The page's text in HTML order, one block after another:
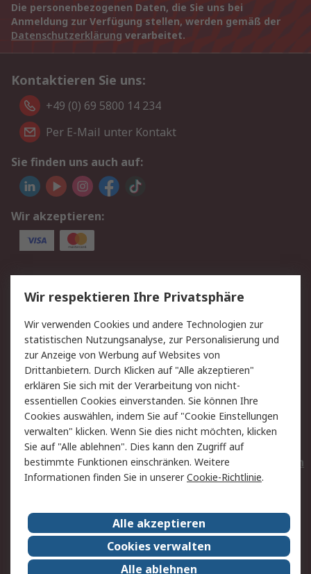
Die personenbezogenen Daten, die Sie uns bei
Anmeldung zur Verfügung stellen, werden gemäß der
Datenschutzerklärung verarbeitet.
Kontaktieren Sie uns:
+49 (0) 69 5800 14 234
Per E-Mail unter Kontakt
Sie finden uns auch auf:
Wir akzeptieren:
Service
Value Added Services
Lieferlösungen
Rücksendungen
Kontakt
Hilfe
Privatkunden
Rechtliches
AGB
Datenschutz
Cookie-Richtlinie
Zahlungsbedingungen
Copyright/Impressum
Entsorgung
Elektrogeräte/Batterien
RS weltweit
Karriere bei RS
Nachhaltigkeit
Qualität/Umwelt/ZertifikatePresse-Center
Wir respektieren Ihre Privatsphäre
Wir verwenden Cookies und andere Technologien zur
statistischen Nutzungsanalyse, zur Personalisierung und
zur Anzeige von Werbung auf Websites von
Drittanbietern. Durch Klicken auf "Alle akzeptieren"
erklären Sie sich mit der Verarbeitung von nicht-
essentiellen Cookies einverstanden. Sie können Ihre
Cookies auswählen, indem Sie auf "Cookie Einstellungen
verwalten" klicken. Wenn Sie dies nicht möchten, klicken
Sie auf "Alle ablehnen". Dies kann den Zugriff auf
bestimmte Funktionen einschränken. Weitere
Informationen finden Sie in unsererCookie-Richtlinie.
Alle akzeptieren
Cookies verwalten
Alle ablehnen